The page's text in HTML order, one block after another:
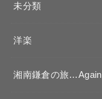
未分類
洋楽
湘南鎌倉の旅…Again